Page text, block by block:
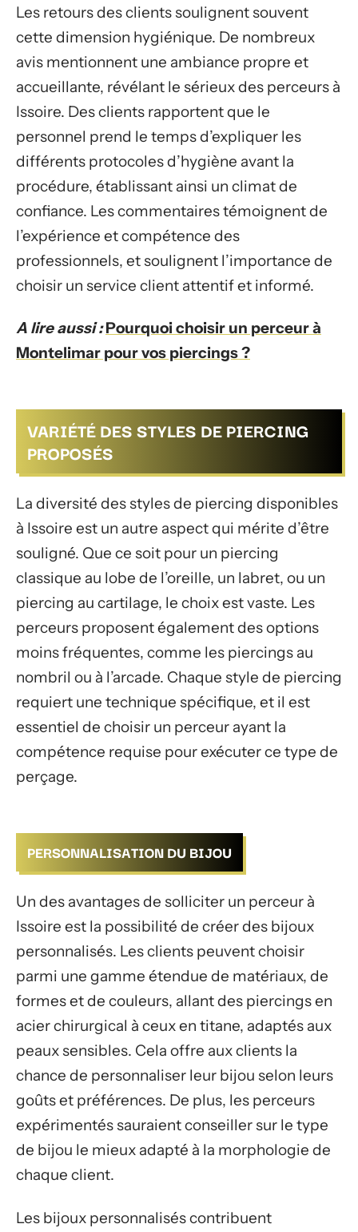
Les retours des clients soulignent souvent
cette dimension hygiénique. De nombreux
avis mentionnent une ambiance propre et
accueillante, révélant le sérieux des perceurs à
Issoire. Des clients rapportent que le
personnel prend le temps d’expliquer les
différents protocoles d’hygiène avant la
procédure, établissant ainsi un climat de
confiance. Les commentaires témoignent de
l’expérience et compétence des
professionnels, et soulignent l’importance de
choisir un service client attentif et informé.
A lire aussi : Pourquoi choisir un perceur à
Montelimar pour vos piercings ?
VARIÉTÉ DES STYLES DE PIERCING
PROPOSÉS
La diversité des styles de piercing disponibles
à Issoire est un autre aspect qui mérite d’être
souligné. Que ce soit pour un piercing
classique au lobe de l’oreille, un labret, ou un
piercing au cartilage, le choix est vaste. Les
perceurs proposent également des options
moins fréquentes, comme les piercings au
nombril ou à l’arcade. Chaque style de piercing
requiert une technique spécifique, et il est
essentiel de choisir un perceur ayant la
compétence requise pour exécuter ce type de
perçage.
PERSONNALISATION DU BIJOU
Un des avantages de solliciter un perceur à
Issoire est la possibilité de créer des bijoux
personnalisés. Les clients peuvent choisir
parmi une gamme étendue de matériaux, de
formes et de couleurs, allant des piercings en
acier chirurgical à ceux en titane, adaptés aux
peaux sensibles. Cela offre aux clients la
chance de personnaliser leur bijou selon leurs
goûts et préférences. De plus, les perceurs
expérimentés sauraient conseiller sur le type
de bijou le mieux adapté à la morphologie de
chaque client.
Les bijoux personnalisés contribuent